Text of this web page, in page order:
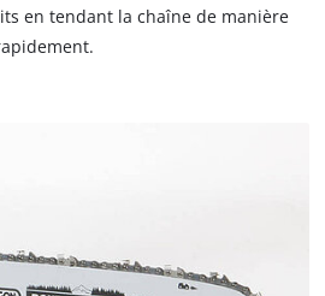
en tendant la chaîne de manière